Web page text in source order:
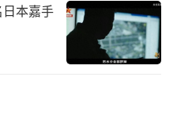
本嘉手